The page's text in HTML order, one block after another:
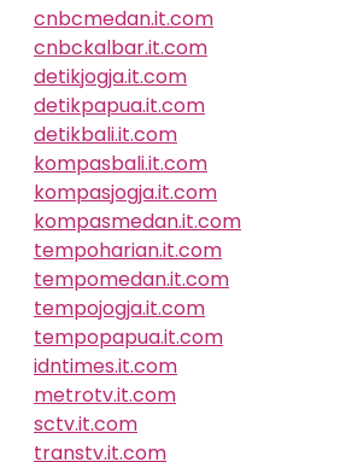
cnbcmedan.it.com
cnbckalbar.it.com
detikjogja.it.com
detikpapua.it.com
detikbali.it.com
kompasbali.it.com
kompasjogja.it.com
kompasmedan.it.com
tempoharian.it.com
tempomedan.it.com
tempojogja.it.com
tempopapua.it.com
idntimes.it.com
metrotv.it.com
sctv.it.com
transtv.it.com